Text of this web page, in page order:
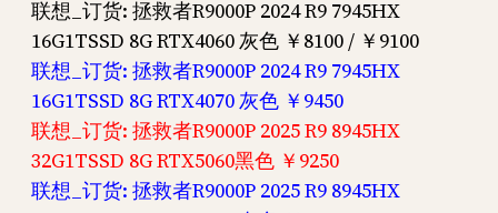
联想_订货: 拯救者R9000P 2024 R9 7945HX
16G1TSSD 8G RTX4060 灰色 ￥8100 / ￥9100
联想_订货: 拯救者R9000P 2024 R9 7945HX
16G1TSSD 8G RTX4070 灰色 ￥9450
联想_订货: 拯救者R9000P 2025 R9 8945HX
32G1TSSD 8G RTX5060黑色 ￥9250
联想_订货: 拯救者R9000P 2025 R9 8945HX